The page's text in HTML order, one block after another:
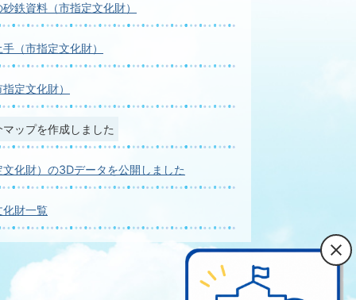
鉄資料（市指定文化財）
（市指定文化財）
定文化財）
ップを作成しました
化財）の3Dデータを公開しました
化財一覧